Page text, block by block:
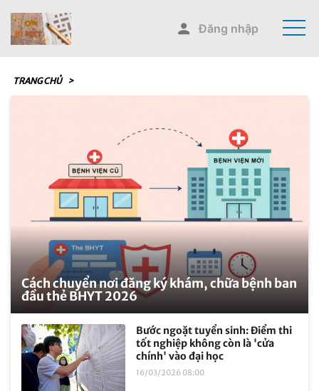
Đăng nhập
TRANG CHỦ >
Cách chuyển nơi đăng ký khám, chữa bệnh ban
đầu thẻ BHYT 2026
Bước ngoặt tuyển sinh: Điểm thi
tốt nghiệp không còn là 'cửa
chính' vào đại học
16/03/2026 08:00